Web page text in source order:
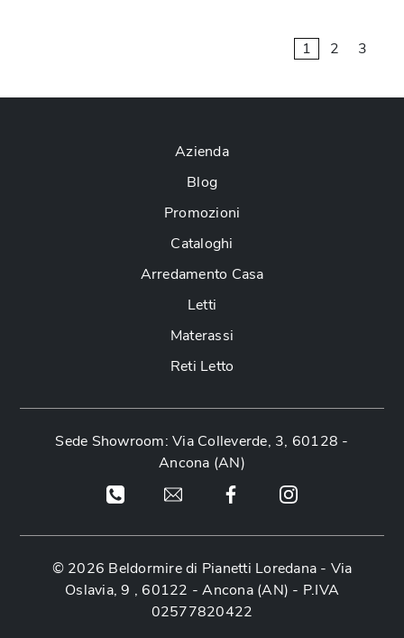
1 2 3
Azienda
Blog
Promozioni
Cataloghi
Arredamento Casa
Letti
Materassi
Reti Letto
Sede Showroom: Via Colleverde, 3, 60128 -
Ancona (AN)
© 2026 Beldormire di Pianetti Loredana - Via
Oslavia, 9 , 60122 - Ancona (AN) - P.IVA
02577820422